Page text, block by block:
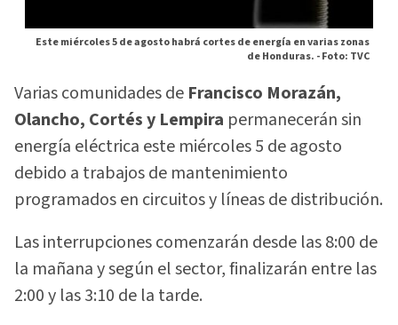
Este miércoles 5 de agosto habrá cortes de energía en varias zonas
de Honduras. -Foto: TVC
Varias comunidades de Francisco Morazán,
Olancho, Cortés y Lempira permanecerán sin
energía eléctrica este miércoles 5 de agosto
debido a trabajos de mantenimiento
programados en circuitos y líneas de distribución.
Las interrupciones comenzarán desde las 8:00 de
la mañana y según el sector, finalizarán entre las
2:00 y las 3:10 de la tarde.